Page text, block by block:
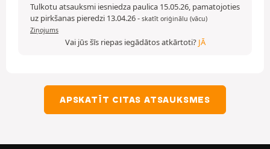
Tulkotu atsauksmi iesniedza paulica 15.05.26, pamatojoties
uz pirkšanas pieredzi 13.04.26- skatīt oriģinālu (vācu)
Ziņojums
Vai jūs šīs riepas iegādātos atkārtoti? JĀ
APSKATĪT CITAS ATSAUKSMES